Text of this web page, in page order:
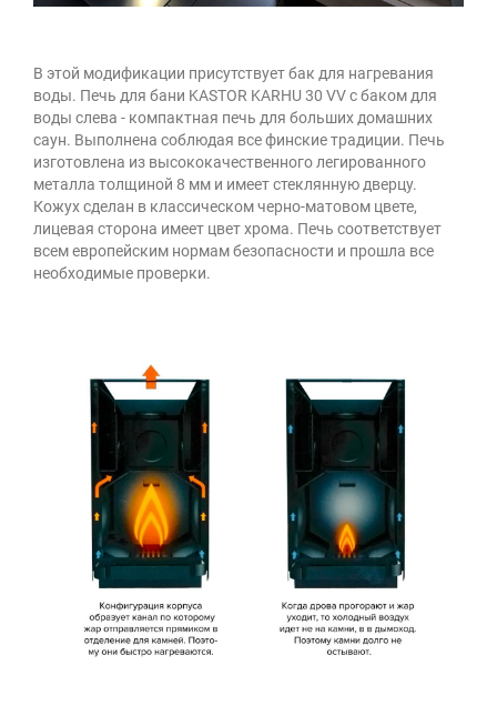
В этой модификации присутствует бак для нагревания
воды. Печь для бани KASTOR KARHU 30 VV с баком для
воды слева - компактная печь для больших домашних
саун. Выполнена соблюдая все финские традиции. Печь
изготовлена из высококачественного легированного
металла толщиной 8 мм и имеет стеклянную дверцу.
Кожух сделан в классическом черно-матовом цвете,
лицевая сторона имеет цвет хрома. Печь соответствует
всем европейским нормам безопасности и прошла все
необходимые проверки.